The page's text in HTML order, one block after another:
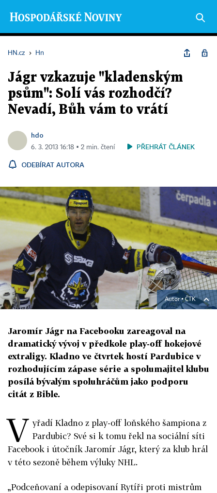
HN.cz › Hn
Jágr vzkazuje "kladenským
psům": Solí vás rozhodčí?
Nevadí, Bůh vám to vrátí
hdo
6. 3. 2013 16:18 ▪ 2 min. čtení PŘEHRÁT ČLÁNEK
ODEBÍRAT AUTORA
Autor ▪ČTK
Jaromír Jágr na Facebooku zareagoval na
dramatický vývoj v předkole play-off hokejové
extraligy. Kladno ve čtvrtek hostí Pardubice v
rozhodujícím zápase série a spolumajitel klubu
posílá bývalým spoluhráčům jako podporu
citát z Bible.
V yřadí Kladno z play-off loňského šampiona z
Pardubic? Své si k tomu řekl na sociální síti
Facebook i útočník Jaromír Jágr, který za klub hrál
v této sezoně během výluky NHL.
„Podceňovaní a odepisovaní Rytíři proti mistrům